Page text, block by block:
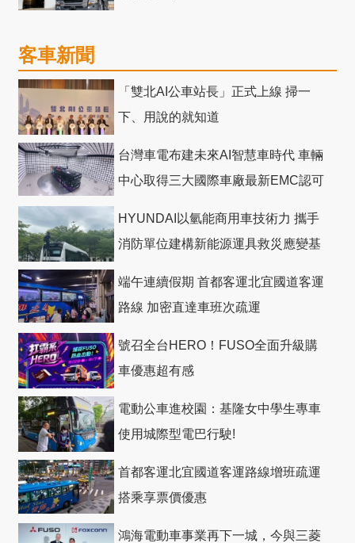
客車新聞
「雙北AI公車站長」正式上線 掃一
下、用說的就知道
台灣車電布建未來AI智慧車時代 車輛
中心取得三大國際車廠最新EMC認可
HYUNDAI以氫能商用車技術力 攜手
消防單位建構新能源運具救災應變基
端午連續假期 首都客運北宜國道客運
路線 加密直達車班次疏運
號召全台HERO！FUSO全面升級購
車優惠超有感
電動公車進校園：基隆女中學生專車
使用城際型電巴行駛!
首都客運北宜國道客運路線增班疏運
搭乘享票價優惠
鴻海電動車事業再下一城，今與三菱